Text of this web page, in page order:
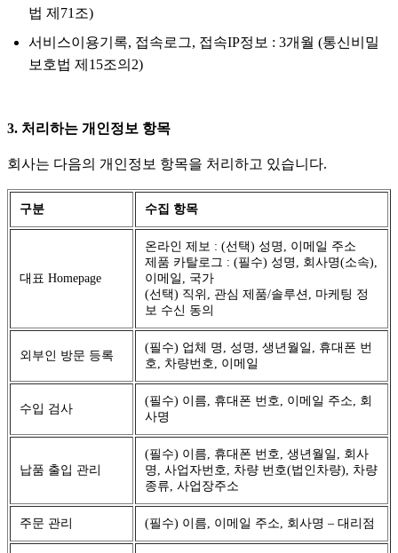
법 제71조)
서비스이용기록, 접속로그, 접속IP정보 : 3개월 (통신비밀
보호법 제15조의2)
3. 처리하는 개인정보 항목
회사는 다음의 개인정보 항목을 처리하고 있습니다.
구분 수집 항목
대표 Homepage
온라인 제보 : (선택) 성명, 이메일 주소
제품 카탈로그 : (필수) 성명, 회사명(소속),
이메일, 국가
(선택) 직위, 관심 제품/솔루션, 마케팅 정
보 수신 동의
외부인 방문 등록
(필수) 업체 명, 성명, 생년월일, 휴대폰 번
호, 차량번호, 이메일
수입 검사
(필수) 이름, 휴대폰 번호, 이메일 주소, 회
사명
납품 출입 관리
(필수) 이름, 휴대폰 번호, 생년월일, 회사
명, 사업자번호, 차량 번호(법인차량), 차량
종류, 사업장주소
주문 관리 (필수) 이름, 이메일 주소, 회사명 – 대리점